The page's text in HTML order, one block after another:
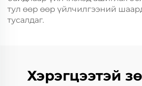
тул өөр өөр үйлчилгээний
тусалдаг.
Хэрэгцээтэй